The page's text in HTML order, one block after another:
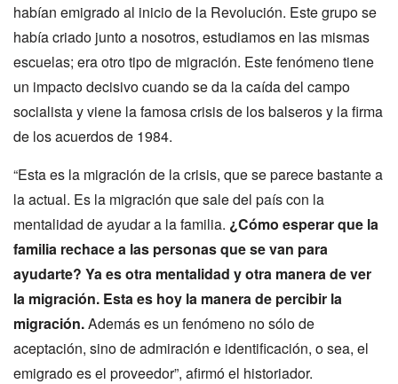
habían emigrado al inicio de la Revolución. Este grupo se
había criado junto a nosotros, estudiamos en las mismas
escuelas; era otro tipo de migración. Este fenómeno tiene
un impacto decisivo cuando se da la caída del campo
socialista y viene la famosa crisis de los balseros y la firma
de los acuerdos de 1984.
“Esta es la migración de la crisis, que se parece bastante a
la actual. Es la migración que sale del país con la
mentalidad de ayudar a la familia. ¿Cómo esperar que la
familia rechace a las personas que se van para
ayudarte? Ya es otra mentalidad y otra manera de ver
la migración. Esta es hoy la manera de percibir la
migración.Además es un fenómeno no sólo de
aceptación, sino de admiración e identificación, o sea, el
emigrado es el proveedor”, afirmó el historiador.